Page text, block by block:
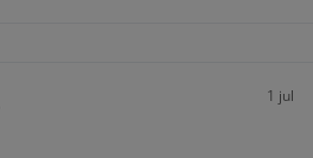
1 jul